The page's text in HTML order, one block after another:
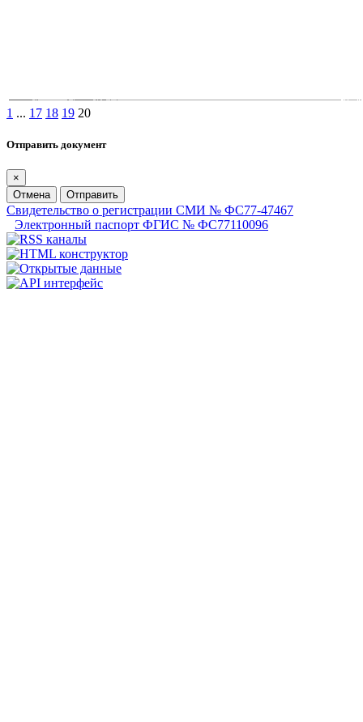
1 ... 17 18 19 20
Отправить документ
×
Отмена
Отправить
Свидетельство о регистрации СМИ № ФС77-47467
Электронный паспорт ФГИС № ФС77110096